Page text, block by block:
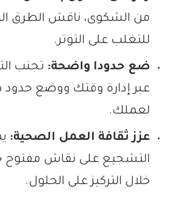
من الشكوى، ناقش الطرق
للتغلب على التوتر.
ضع حدودا واضحة: تجنب
عبر إدارة وقتك ووضع
لعملك.
عزز ثقافة العمل الصحية:
التشجيع على نقاش مفتوح
خلال التركيز على الحلول.